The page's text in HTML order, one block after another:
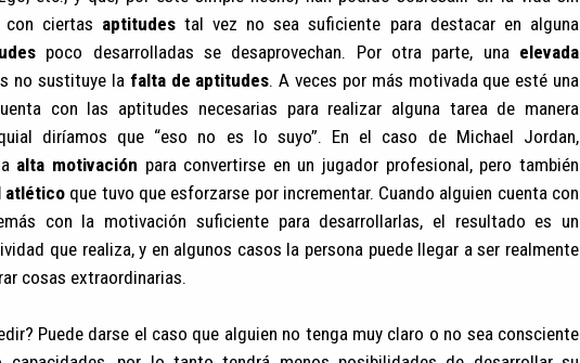
ciertas aptitudestal vez no sea suficiente para destacar en alguna
poco desarrolladas se desaprovechan. Por otra parte, una elevada
no sustituye la falta de aptitudes. A veces por más motivada que esté una
con las aptitudes necesarias para realizar alguna tarea de manera
diríamos que “eso no es lo suyo”. En el caso de Michael Jordan,
alta motivación para convertirse en un jugador profesional, pero también
atlético que tuvo que esforzarse por incrementar. Cuando alguien cuenta con
con la motivación suficiente para desarrollarlas, el resultado es un
que realiza, y en algunos casos la persona puede llegar a ser realmente
cosas extraordinarias.
Puede darse el caso que alguien no tenga muy claro o no sea consciente